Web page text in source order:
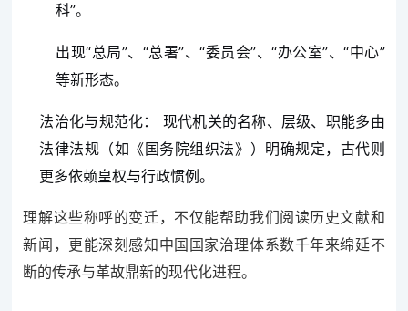
科”。
出现“总局”、“总署”、“委员会”、“办公室”、“中心”
等新形态。
法治化与规范化： 现代机关的名称、层级、职能多由
法律法规（如《国务院组织法》）明确规定，古代则
更多依赖皇权与行政惯例。
理解这些称呼的变迁，不仅能帮助我们阅读历史文献和
新闻，更能深刻感知中国国家治理体系数千年来绵延不
断的传承与革故鼎新的现代化进程。